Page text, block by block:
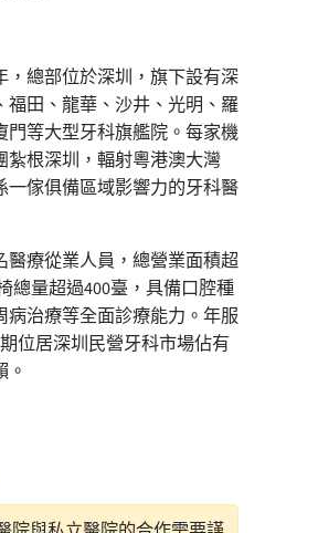
，總部位於深圳，旗下設有深
福田、龍華、沙井、光明、羅
門等大型牙科旗艦院。每家機
紮根深圳，輻射粵港澳大灣
一傢俱備區域影響力的牙科醫
醫療從業人員，總營業面積超
總量超過400臺，具備口腔種
病治療等全面診療能力。年服
位居深圳民營牙科市場佔有